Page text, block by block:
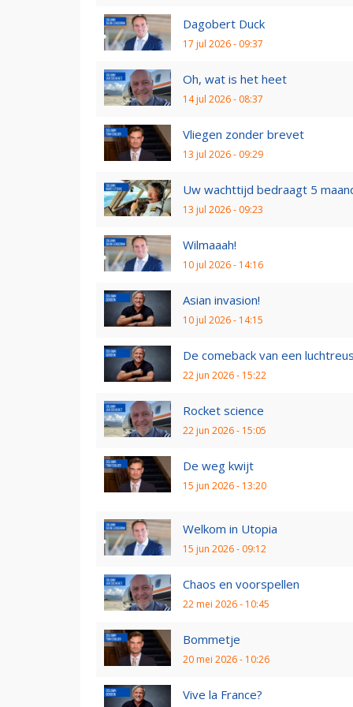
Dagobert Duck
17 jul 2026 - 09:37
Oh, wat is het heet
14 jul 2026 - 08:37
Vliegen zonder brevet
13 jul 2026 - 09:29
Uw wachttijd bedraagt 5
13 jul 2026 - 09:23
Wilmaaah!
10 jul 2026 - 14:16
Asian invasion!
10 jul 2026 - 14:15
De comeback van een
22 jun 2026 - 15:22
Rocket science
22 jun 2026 - 15:05
De weg kwijt
15 jun 2026 - 13:20
Welkom in Utopia
15 jun 2026 - 09:12
Chaos en voorspellen
22 mei 2026 - 10:45
Bommetje
20 mei 2026 - 10:26
Vive la France?